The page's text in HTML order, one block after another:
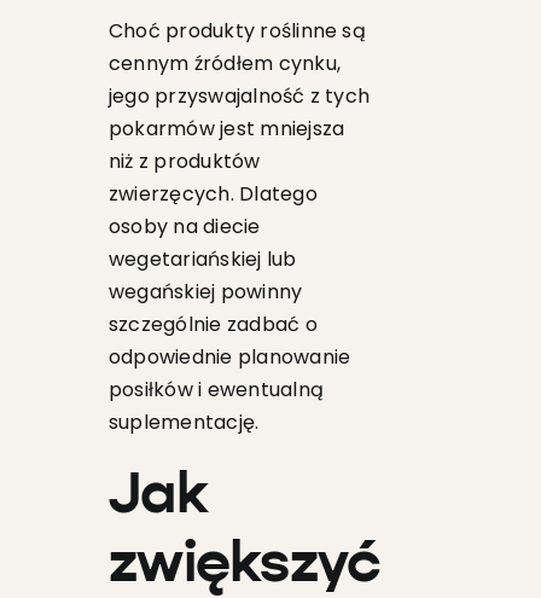
Choć produkty roślinne są
cennym źródłem cynku,
jego przyswajalność z tych
pokarmów jest mniejsza
niż z produktów
zwierzęcych. Dlatego
osoby na diecie
wegetariańskiej lub
wegańskiej powinny
szczególnie zadbać o
odpowiednie planowanie
posiłków i ewentualną
suplementację.
Jak
zwiększyć